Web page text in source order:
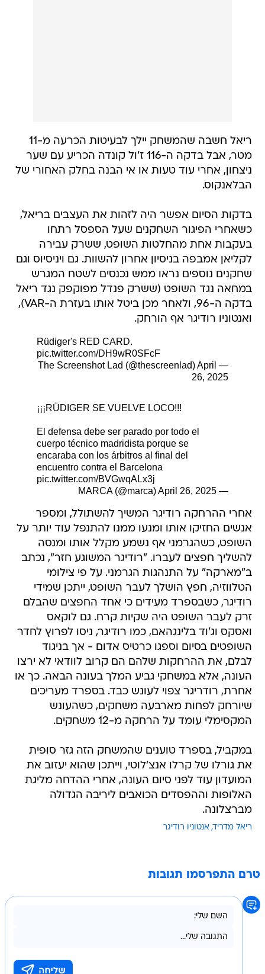
ריאל חשבה שהמשחק יילך לבעיטות הכרעה מ-11
מטר, אבל בדקה ה-116 ז'ול קונדה הכריע עם שער
ניצחון, אחרי עוד טעות או אי הבנה בחלק האחורי של
הבלאנקוס.
בדקות הסיום אפשר היה לזהות את העצבים בריאל,
כשאחרי הפיגור השחקנים שעל הספסל רתחו
בעקבות אחת מהחלטות השופט, ששרק עבירה
לקליאן אמבפה בניסיון אחרון להשוות. גם ויניסיוס וגם
שחקנים נוספים נראו ממש נכנסים לשטח המגרש
במחאה נגד השופט (ששרק פנדל מפוקפק נגד ריאל
בדקה ה-96, ולאחר מכן ביטל אותו בעזרת ה-VAR),
ואנטוניו רודיגר אף הורחק.
Rüdiger's RED CARD.
pic.twitter.com/DH9wR0SFcF
— The Screenshot Lad (@thescreenlad)
April
26, 2025
¡¡¡RÜDIGER SE VUELVE LOCO!!!
El defensa debe ser parado por todo el
cuerpo técnico madridista porque se
encaraba con los árbitros al final del
encuentro contra el Barcelona
pic.twitter.com/BVGwqALx3j
— MARCA (@marca)
April 26, 2025
אחרי ההרחקה רודיגר המשיך להשתולל, ומספר
אנשים החזיקו אותו ומנעו ממנו להתנפל עוד יותר על
השופט, כשהגרמני אף נשמע מקלל אותו ומנסה
להשליך חפצים לעברו. "רודיגר המשוגע חזר", נכתב
ב"מארקה" על התנהגות הגרמני. על פי צילומי
הטלווזיה, חפץ הושלך לעבר השופט, ייתכן שמידי
רודיגר, כשבספרד מעידים כי אחד החפצים שהבלם
זרק לעבר השופט היה שקיות קרח. גם לוקאס
ואסקס וג'וד בלינגהאם, כמו רודיגר, ניסו לפרוץ לחדר
השופטים בסיום וספגו כרטיס אדום - אך בניגוד
לבלם, את ההרחקות שלהם הם קרוב לוודאי לא ירצו
העונה, אלא במשחקי גביע המלך בעונה הבאה. כך או
אחרת, רודריגר צפוי לעונש כבד. בספרד מעריכים
שיורחק לפחות מארבעה משחקים, כשהעונש
המקסימלי עומד על הרחקה מ-12 משחקים.
במקביל, בספרד טוענים שהמשחק הזה גזר סופית
את גורלו של קרלו אנצ'לוטי, וייתכן שהוא יעזוב את
המועדון עוד לפני סיום העונה, אחרי ההדחה מליגת
האלופות וההפסדים הכואבים ליריבה הגדולה
מברצלונה.
ריאל מדריד אנטוניו רודיגר
טרם התפרסמו תגובות